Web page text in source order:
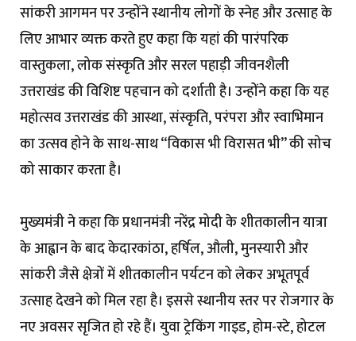
सांकरी आगमन पर उन्होंने स्थानीय लोगों के स्नेह और उत्साह के
लिए आभार व्यक्त करते हुए कहा कि यहां की पारंपरिक
वास्तुकला, लोक संस्कृति और सरल पहाड़ी जीवनशैली
उत्तराखंड की विशिष्ट पहचान को दर्शाती है। उन्होंने कहा कि यह
महोत्सव उत्तराखंड की आस्था, संस्कृति, परंपरा और स्वाभिमान
का उत्सव होने के साथ-साथ “विकास भी विरासत भी” की सोच
को साकार करता है।
मुख्यमंत्री ने कहा कि प्रधानमंत्री नरेंद्र मोदी के शीतकालीन यात्रा
के आह्वान के बाद केदारकांठा, हर्षिल, औली, मुनस्यारी और
सांकरी जैसे क्षेत्रों में शीतकालीन पर्यटन को लेकर अभूतपूर्व
उत्साह देखने को मिल रहा है। इससे स्थानीय स्तर पर रोजगार के
नए अवसर सृजित हो रहे हैं। युवा ट्रेकिंग गाइड, होम-स्टे, होटल